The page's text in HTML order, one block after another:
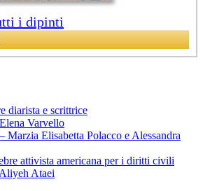
i dipinti
diarista e scrittrice
Varvello
Marzia Elisabetta Polacco e Alessandra
attivista americana per i diritti civili
Ataei